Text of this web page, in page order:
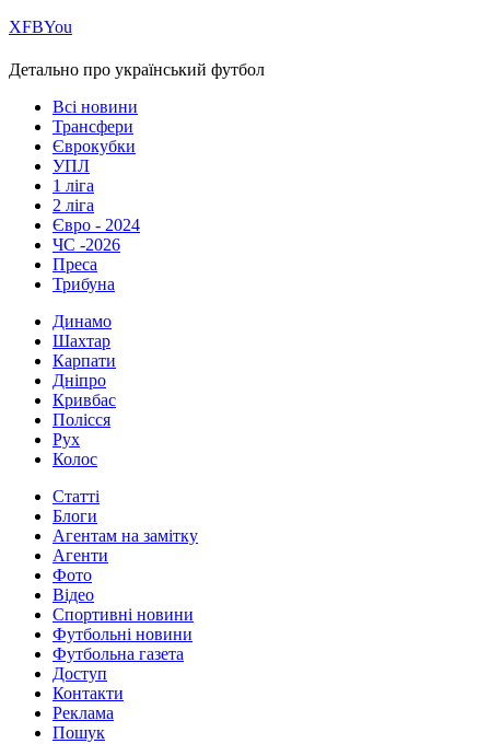
ХFBYou
Детально про український футбол
Всі новини
Трансфери
Єврокубки
УПЛ
1 ліга
2 ліга
Євро - 2024
ЧС -2026
Преса
Трибуна
Динамо
Шахтар
Карпати
Дніпро
Кривбас
Полісся
Рух
Колос
Статті
Блоги
Агентам на замітку
Агенти
Фото
Відео
Спортивні новини
Футбольні новини
Футбольна газета
Доступ
Контакти
Реклама
Пошук